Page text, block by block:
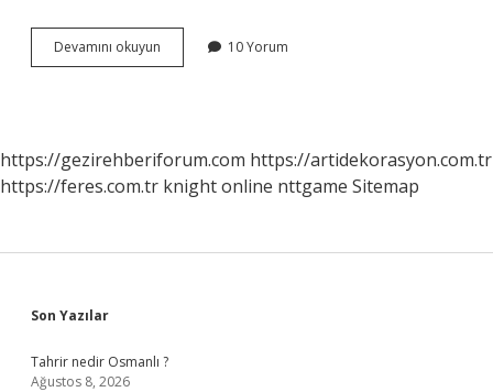
Devamını okuyun Saltanat
Ne
10 Yorum
https://gezirehberiforum.com https://artidekorasyon.com.tr
https://feres.com.tr knight online nttgame Sitemap
Sidebar
Son Yazılar
Tahrir nedir Osmanlı ?
Ağustos 8, 2026